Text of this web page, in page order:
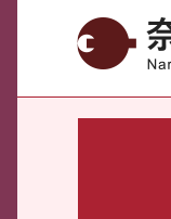
奈良県